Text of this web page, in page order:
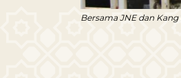
Bersama JNE dan